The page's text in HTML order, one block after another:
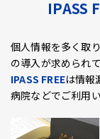
IPASS
個人情報を多く取
の導入が求められて
IPASS FREEは情報
病院などでご利用